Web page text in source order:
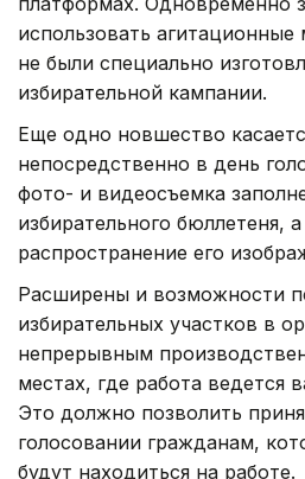
использовать
не были специально
избирательной кампании.
Еще одно новшество
непосредственно в день
фото- и видеосъемка
избирательного бюллетеня,
распространение его
Расширены и возможности
избирательных участков в
непрерывным
местах, где работа ведется
Это должно позволить
голосовании гражданам,
будут находиться на работе.